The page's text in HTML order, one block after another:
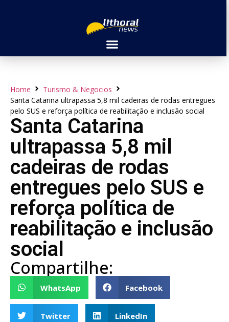
Home
Turismo & Negocios
Santa Catarina ultrapassa 5,8 mil cadeiras de rodas entregues
pelo SUS e reforça política de reabilitação e inclusão social
Santa Catarina
ultrapassa 5,8 mil
cadeiras de rodas
entregues pelo SUS e
reforça política de
reabilitação e inclusão
social
Compartilhe:
WhatsApp Facebook
Twitter LinkedIn